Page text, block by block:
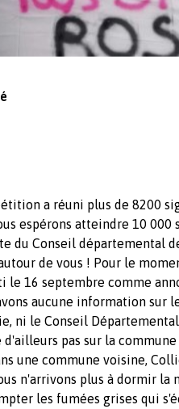
a réuni plus de 8200
espérons atteindre 10 000
du Conseil départemental
de vous ! Pour le
le 16 septembre comme
aucune information sur
ni le Conseil
pas sur la
une commune voisine,
n'arrivons plus à dormir la
les fumées grises qui